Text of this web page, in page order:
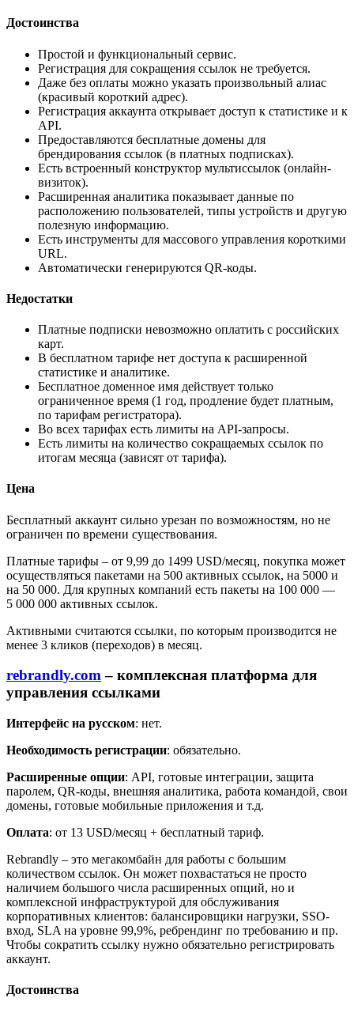
Достоинства
Простой и функциональный сервис.
Регистрация для сокращения ссылок не требуется.
Даже без оплаты можно указать произвольный алиас
(красивый короткий адрес).
Регистрация аккаунта открывает доступ к статистике и к
API.
Предоставляются бесплатные домены для
брендирования ссылок (в платных подписках).
Есть встроенный конструктор мультиссылок (онлайн-
визиток).
Расширенная аналитика показывает данные по
расположению пользователей, типы устройств и другую
полезную информацию.
Есть инструменты для массового управления короткими
URL.
Автоматически генерируются QR-коды.
Недостатки
Платные подписки невозможно оплатить с российских
карт.
В бесплатном тарифе нет доступа к расширенной
статистике и аналитике.
Бесплатное доменное имя действует только
ограниченное время (1 год, продление будет платным,
по тарифам регистратора).
Во всех тарифах есть лимиты на API-запросы.
Есть лимиты на количество сокращаемых ссылок по
итогам месяца (зависят от тарифа).
Цена
Бесплатный аккаунт сильно урезан по возможностям, но не
ограничен по времени существования.
Платные тарифы – от 9,99 до 1499 USD/месяц, покупка может
осуществляться пакетами на 500 активных ссылок, на 5000 и
на 50 000. Для крупных компаний есть пакеты на 100 000 —
5 000 000 активных ссылок.
Активными считаются ссылки, по которым производится не
менее 3 кликов (переходов) в месяц.
rebrandly.com– комплексная платформа для
управления ссылками
Интерфейс на русском: нет.
Необходимость регистрации: обязательно.
Расширенные опции: API, готовые интеграции, защита
паролем, QR-коды, внешняя аналитика, работа командой, свои
домены, готовые мобильные приложения и т.д.
Оплата: от 13 USD/месяц + бесплатный тариф.
Rebrandly – это мегакомбайн для работы с большим
количеством ссылок. Он может похвастаться не просто
наличием большого числа расширенных опций, но и
комплексной инфраструктурой для обслуживания
корпоративных клиентов: балансировщики нагрузки, SSO-
вход, SLA на уровне 99,9%, ребрендинг по требованию и пр.
Чтобы сократить ссылку нужно обязательно регистрировать
аккаунт.
Достоинства